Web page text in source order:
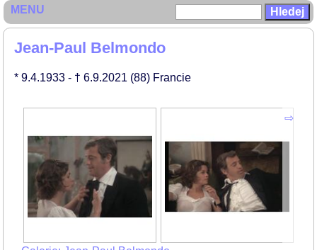
Jean-Paul Belmondo
* 9.4.1933 - † 6.9.2021 (88) Francie
MENU